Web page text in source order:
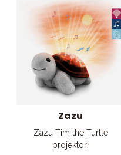
Zazu
Zazu Tim the Turtle
projektori